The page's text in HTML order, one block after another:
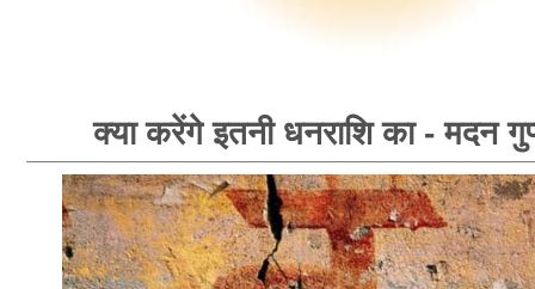
क्या करेंगे इतनी धनराशि का - मदन